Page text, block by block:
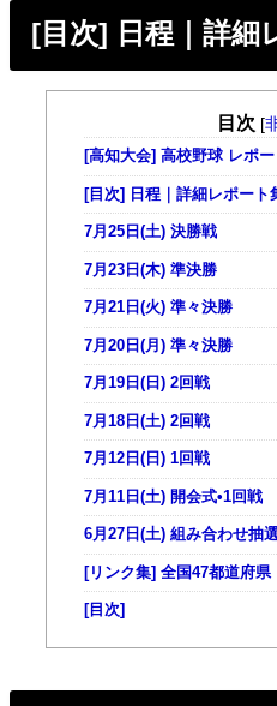
[目次] 日程｜詳細
目次 [
[高知大会] 高校野球 レポー
[目次] 日程｜詳細レポート
7月25日(土) 決勝戦
7月23日(木) 準決勝
7月21日(火) 準々決勝
7月20日(月) 準々決勝
7月19日(日) 2回戦
7月18日(土) 2回戦
7月12日(日) 1回戦
7月11日(土) 開会式•1回戦
6月27日(土) 組み合わせ抽
[リンク集] 全国47都道府県
[目次]